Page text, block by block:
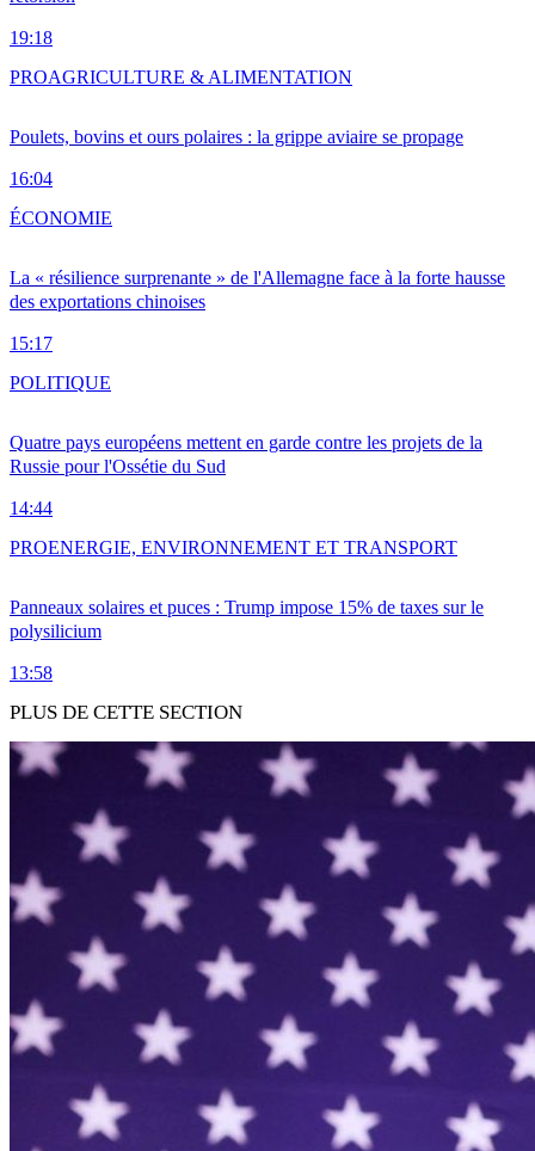
19:18
Poulets, bovins et ours polaires : la grippe aviaire se propage
16:04
PROAGRICULTURE & ALIMENTATION
La « résilience surprenante » de l'Allemagne face à la forte hausse
des exportations chinoises
15:17
ÉCONOMIE
Quatre pays européens mettent en garde contre les projets de la
Russie pour l'Ossétie du Sud
14:44
POLITIQUE
Panneaux solaires et puces : Trump impose 15% de taxes sur le
polysilicium
13:58
PROENERGIE, ENVIRONNEMENT ET TRANSPORT
PLUS DE CETTE SECTION